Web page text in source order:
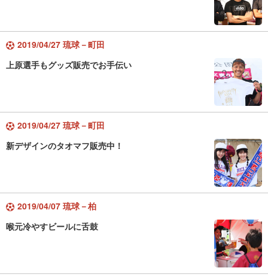
2019/04/27 琉球－町田
上原選手もグッズ販売でお手伝い
2019/04/27 琉球－町田
新デザインのタオマフ販売中！
2019/04/07 琉球－柏
喉元冷やすビールに舌鼓